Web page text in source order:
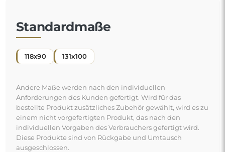
moderner Eleganz einbringt. Seine von der Natur
inspirierte Form durchbricht gewohnte Muster und
Charakter. Die ideale Wahl für alle, die ein originelles